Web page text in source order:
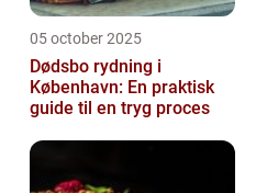
05 october 2025
Dødsbo rydning i
København: En praktisk
guide til en tryg proces